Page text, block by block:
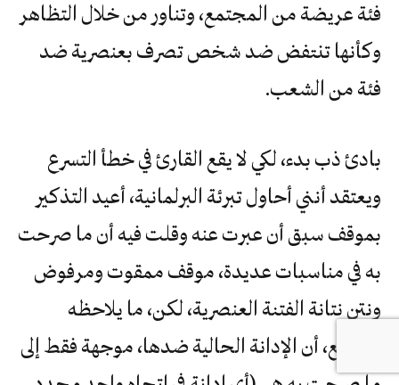
فئة عريضة من المجتمع، وتناور من خلال التظاهر
وكأنها تنتفض ضد شخص تصرف بعنصرية ضد
فئة من الشعب.
بادئ ذب بدء، لكي لا يقع القارئ في خطأ التسرع
ويعتقد أنني أحاول تبرئة البرلمانية، أعيد التذكير
بموقف سبق أن عبرت عنه وقلت فيه أن ما صرحت
به في مناسبات عديدة، موقف ممقوت ومرفوض
ونتن نتانة الفتنة العنصرية، لكن، ما يلاحظه
الجميع، أن الإدانة الحالية ضدها، موجهة فقط إلى